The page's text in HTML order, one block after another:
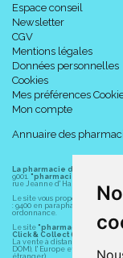
Espace conseil
Newsletter
CGV
Mentions légales
Données personnelles
Cookies
Mes préférences
Mon compte
Annuaire des
La pharmacie du centre à
9001. "pharmacie-du-centre-
rue Jeanne d' Harcourt, 80300
Le site vous propose un large
: 9400 en parapharmacie,
ordonnance.
Le site "pharmacie-du-
Click & Collect (retrait
La vente à distance chez
DOM), l' Europe et le monde
étranger).